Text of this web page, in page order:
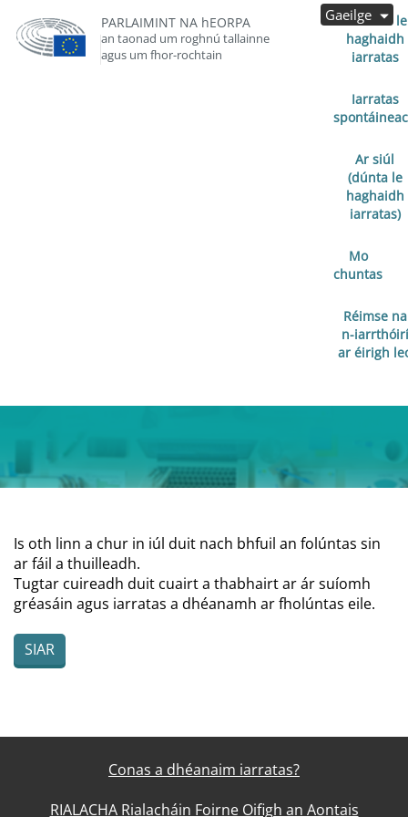
PARLAIMINT NA hEORPA
an taonad um roghnú tallainne
agus um fhor-rochtain
Oscailte le
haghaidh
iarratas
Iarratas
Ar siúl
(dúnta le
haghaidh
iarratas)
Mo
chuntas
Réimse na
n-iarrthóirí
ar éirigh
Gaeilge
Is oth linn a chur in iúl duit nach bhfuil an folúntas sin
ar fáil a thuilleadh.
Tugtar cuireadh duit cuairt a thabhairt ar ár suíomh
gréasáin agus iarratas a dhéanamh ar fholúntas eile.
SIAR
Conas a dhéanaim iarratas?
RIALACHA Rialacháin Foirne Oifigh an Aontais